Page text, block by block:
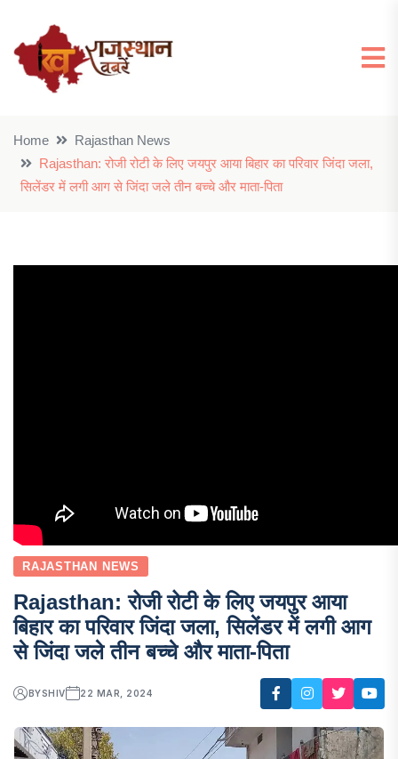
Home
Rajasthan News
Rajasthan: रोजी रोटी के लिए जयपुर आया बिहार का परिवार जिंदा जला,
सिलेंडर में लगी आग से जिंदा जले तीन बच्चे और माता-पिता
RAJASTHAN NEWS
Rajasthan: रोजी रोटी के लिए जयपुर आया
बिहार का परिवार जिंदा जला, सिलेंडर में लगी आग
से जिंदा जले तीन बच्चे और माता-पिता
BYSHIV 22 MAR, 2024